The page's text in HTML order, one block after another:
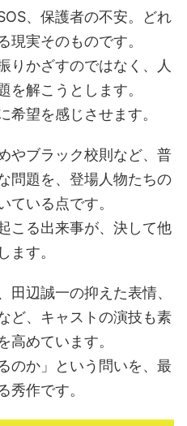
、保護者の不安。どれ
現実そのものです。
りかざすのではなく、人
を解こうとします。
希望を感じさせます。
やブラック校則など、普
問題を、登場人物たちの
ている点です。
こる出来事が、決して他
ます。
田辺誠一の抑えた表情、
ど、キャストの演技も素
高めています。
のか」という問いを、最
秀作です。